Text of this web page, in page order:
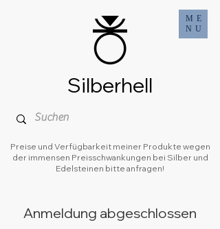
ME
NU
Preise und Verfügbarkeit meiner Produkte wegen
der immensen Preisschwankungen bei Silber und
Edelsteinen bitte anfragen!
Silberhell
Anmeldung abgeschlossen